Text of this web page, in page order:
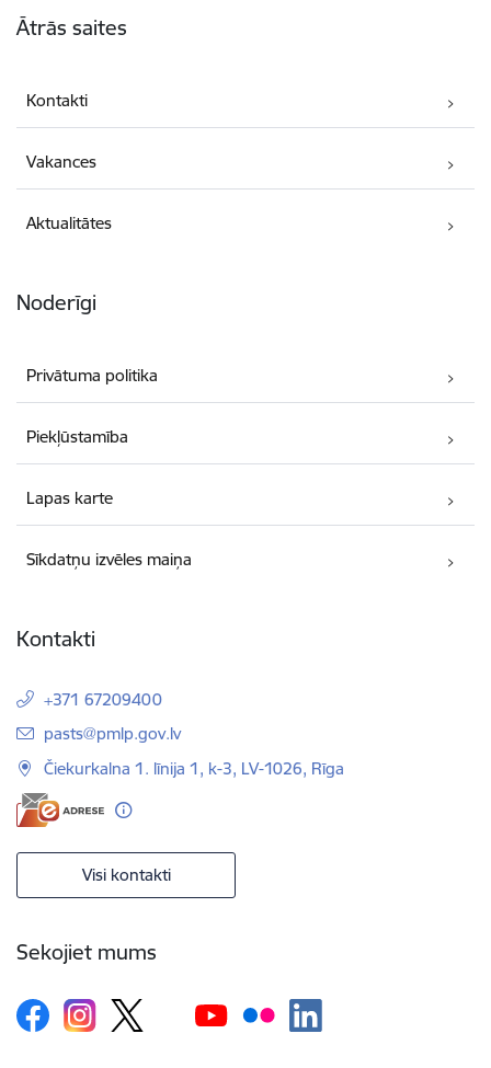
Ātrās saites
Kontakti
Vakances
Aktualitātes
Noderīgi
Privātuma politika
Piekļūstamība
Lapas karte
Sīkdatņu izvēles maiņa
Kontakti
+371 67209400
E-pasts:
pasts@pmlp.gov.lv
Čiekurkalna 1. līnija 1, k-3, LV-1026, Rīga
Visi kontakti
Sekojiet mums